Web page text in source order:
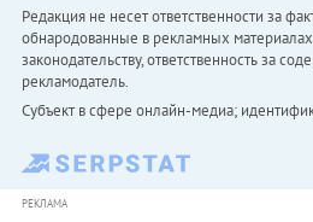
Редакция не несет ответственности за
обнародованные в рекламных
законодательству, ответственность за
рекламодатель.
Субъект в сфере онлайн-медиа;
РЕКЛАМА